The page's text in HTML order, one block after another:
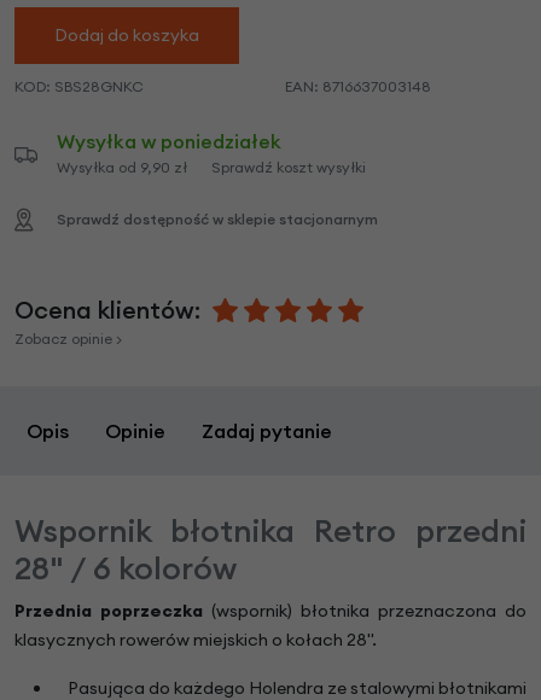
Dodaj do koszyka
KOD: SBS28GNKC EAN: 8716637003148
Wysyłka w poniedziałek
Wysyłka od 9,90 zł Sprawdź koszt wysyłki
Sprawdź dostępność w sklepie stacjonarnym
Ocena klientów:
Zobacz opinie >
Opis Opinie Zadaj pytanie
Wspornik błotnika Retro przedni
28" / 6 kolorów
Przednia poprzeczka (wspornik) błotnika przeznaczona do
klasycznych rowerów miejskich o kołach 28".
Pasująca do każdego Holendra ze stalowymi błotnikami